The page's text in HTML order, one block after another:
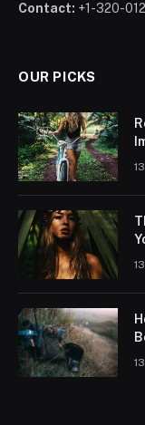
Contact: +1-320-
OUR PICKS